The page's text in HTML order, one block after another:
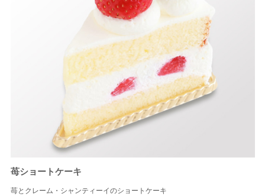
苺ショートケーキ
苺とクレーム・シャンティーイのショートケーキ